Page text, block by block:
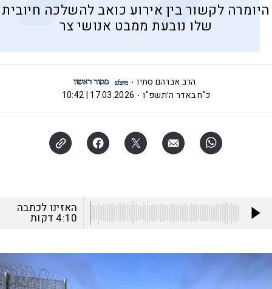
היומרה לקשור בין אירוע כואב להשלכה חיובית
שלו נובעת ממבט אנושי צר
הרב אברהם סתיו
כ"ח באדר ה׳תשפ"ו
17.03.2026 | 10:42
האזינו לכתבה
4:10דקות